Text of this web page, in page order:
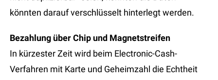
könnten darauf verschlüsselt hinterlegt werden.
Bezahlung über Chip und Magnetstreifen
In kürzester Zeit wird beim Electronic-Cash-
Verfahren mit Karte und Geheimzahl die Echtheit